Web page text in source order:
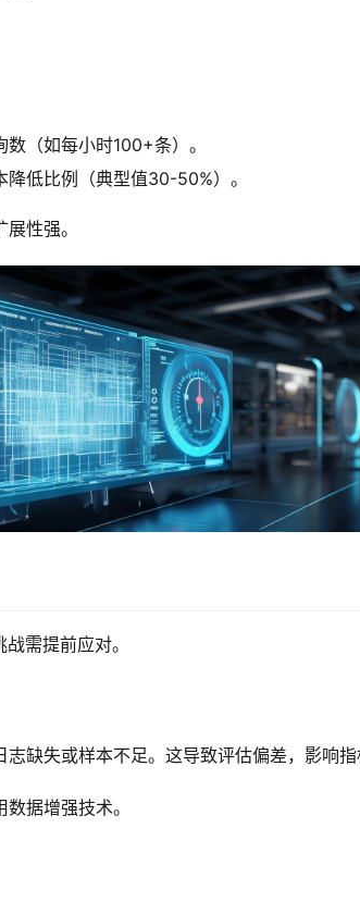
（如每小时100+条）。
低比例（典型值30-50%）。
性强。
需提前应对。
缺失或样本不足。这导致评估偏差，影响指
据增强技术。